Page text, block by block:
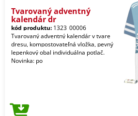
Tvarovaný adventný
kalendár dr
kód produktu: 1323_00006
Tvarovaný adventný kalendár v tvare
dresu, kompostovateľná vložka, pevný
lepenkový obal individuálna potlač.
Novinka: po